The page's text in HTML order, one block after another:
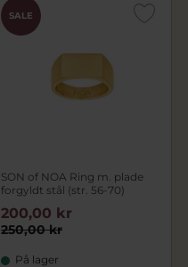
SALE
SON of NOA Ring m. plade
forgyldt stål (str. 56-70)
250,00 kr
200,00 kr
På lager